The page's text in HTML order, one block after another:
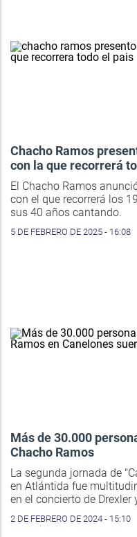
Chacho Ramos
con la que recorrerá
El Chacho Ramos
con el que recorrerá los
sus 40 años cantando.
5 DE FEBRERO DE 2025 - 16:08
Más de 30.000
Chacho Ramos
La segunda jornada de
en Atlántida fue
en el concierto de Drexler
2 DE FEBRERO DE 2024 - 15:10